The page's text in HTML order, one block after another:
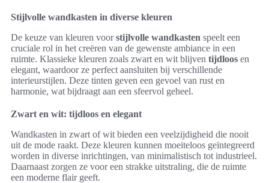
Stijlvolle wandkasten in diverse kleuren
De keuze van kleuren voorstijlvolle wandkasten speelt een
cruciale rol in het creëren van de gewenste ambiance in een
ruimte. Klassieke kleuren zoals zwart en wit blijven tijdloos en
elegant, waardoor ze perfect aansluiten bij verschillende
interieurstijlen. Deze tinten geven een gevoel van rust en
harmonie, wat bijdraagt aan een sfeervol geheel.
Zwart en wit: tijdloos en elegant
Wandkasten in zwart of wit bieden een veelzijdigheid die nooit
uit de mode raakt. Deze kleuren kunnen moeiteloos geïntegreerd
worden in diverse inrichtingen, van minimalistisch tot industrieel.
Daarnaast zorgen ze voor een strakke uitstraling, die de ruimte
een moderne flair geeft.